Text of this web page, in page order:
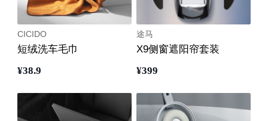
CICIDO
短绒洗车毛巾
¥38.9
途马
X9侧窗遮阳帘套装
¥399